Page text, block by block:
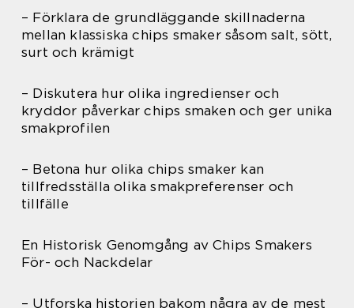
– Förklara de grundläggande skillnaderna
mellan klassiska chips smaker såsom salt, sött,
surt och krämigt
– Diskutera hur olika ingredienser och
kryddor påverkar chips smaken och ger unika
smakprofilen
– Betona hur olika chips smaker kan
tillfredsställa olika smakpreferenser och
tillfälle
En Historisk Genomgång av Chips Smakers
För- och Nackdelar
– Utforska historien bakom några av de mest